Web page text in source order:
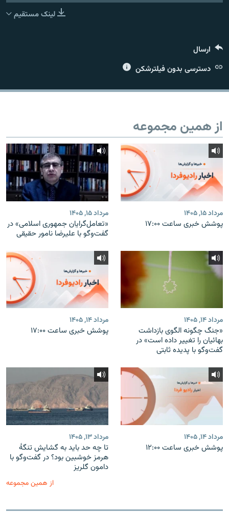
لینک مستقیم
ارسال
دسترسی بدون فیلترشکن
از همین مجموعه
مرداد ۱۵, ۱۴۰۵
پوشش خبری ساعت ۱۷:۰۰
مرداد ۱۵, ۱۴۰۵
«تعامل‌گرایان جمهوری اسلامی» در
گفت‌وگو با علیرضا نامور حقیقی
مرداد ۱۴, ۱۴۰۵
«جنگ چگونه الگوی بازداشت
بهائیان را تغییر داده است» در
گفت‌وگو با پدیده ثابتی
مرداد ۱۴, ۱۴۰۵
پوشش خبری ساعت ۱۷:۰۰
مرداد ۱۴, ۱۴۰۵
پوشش خبری ساعت ۱۲:۰۰
مرداد ۱۳, ۱۴۰۵
تا چه حد باید به گشایش تنگهٔ
هرمز خوشبین بود؟ در گفت‌وگو با
دامون گلریز
از همین مجموعه